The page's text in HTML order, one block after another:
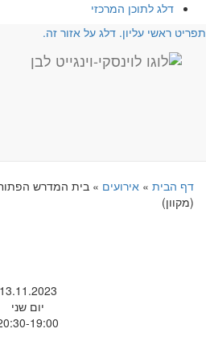
דלג לתוכן המרכזי
ראשי עליון. דלג על אזור זה.
דף הבית» אירועים»
(מקוון)
13.11.2023
יום שני
20:30-19:00